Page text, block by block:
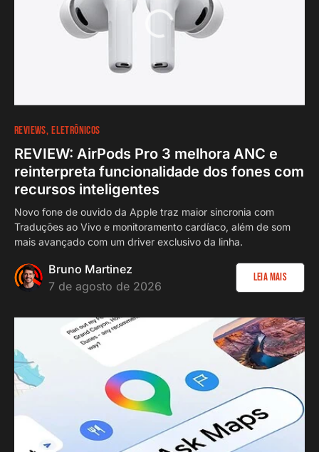
REVIEWS ELETRÔNICOS
REVIEW: AirPods Pro 3 melhora ANC e
reinterpreta funcionalidade dos fones com
recursos inteligentes
Novo fone de ouvido da Apple traz maior sincronia com
Traduções ao Vivo e monitoramento cardíaco, além de som
mais avançado com um driver exclusivo da linha.
Bruno Martinez
7 de agosto de 2026
Leia Mais